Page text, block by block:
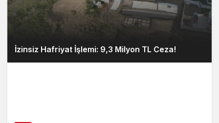
İzinsiz Hafriyat İşlemi: 9,3 Milyon TL Ceza!